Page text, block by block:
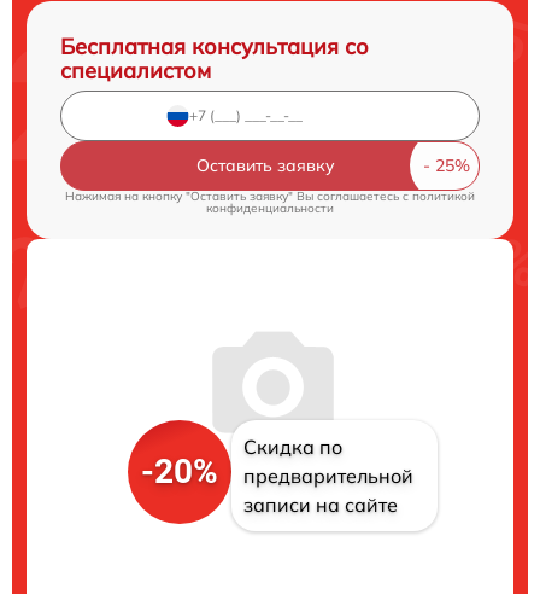
Бесплатная консультация со
специалистом
Оставить заявку
Нажимая на кнопку "Оставить заявку" Вы соглашаетесь cполитикой
конфиденциальности
-20%
Скидка по
предварительной
записи на сайте